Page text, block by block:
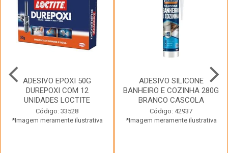
ADESIVO EPOXI 50G
DUREPOXI COM 12
UNIDADES LOCTITE
Código: 33528
*Imagem meramente ilustrativa
ADESIVO SILICONE
BANHEIRO E COZINHA 280G
BRANCO CASCOLA
Código: 42937
*Imagem meramente ilustrativa